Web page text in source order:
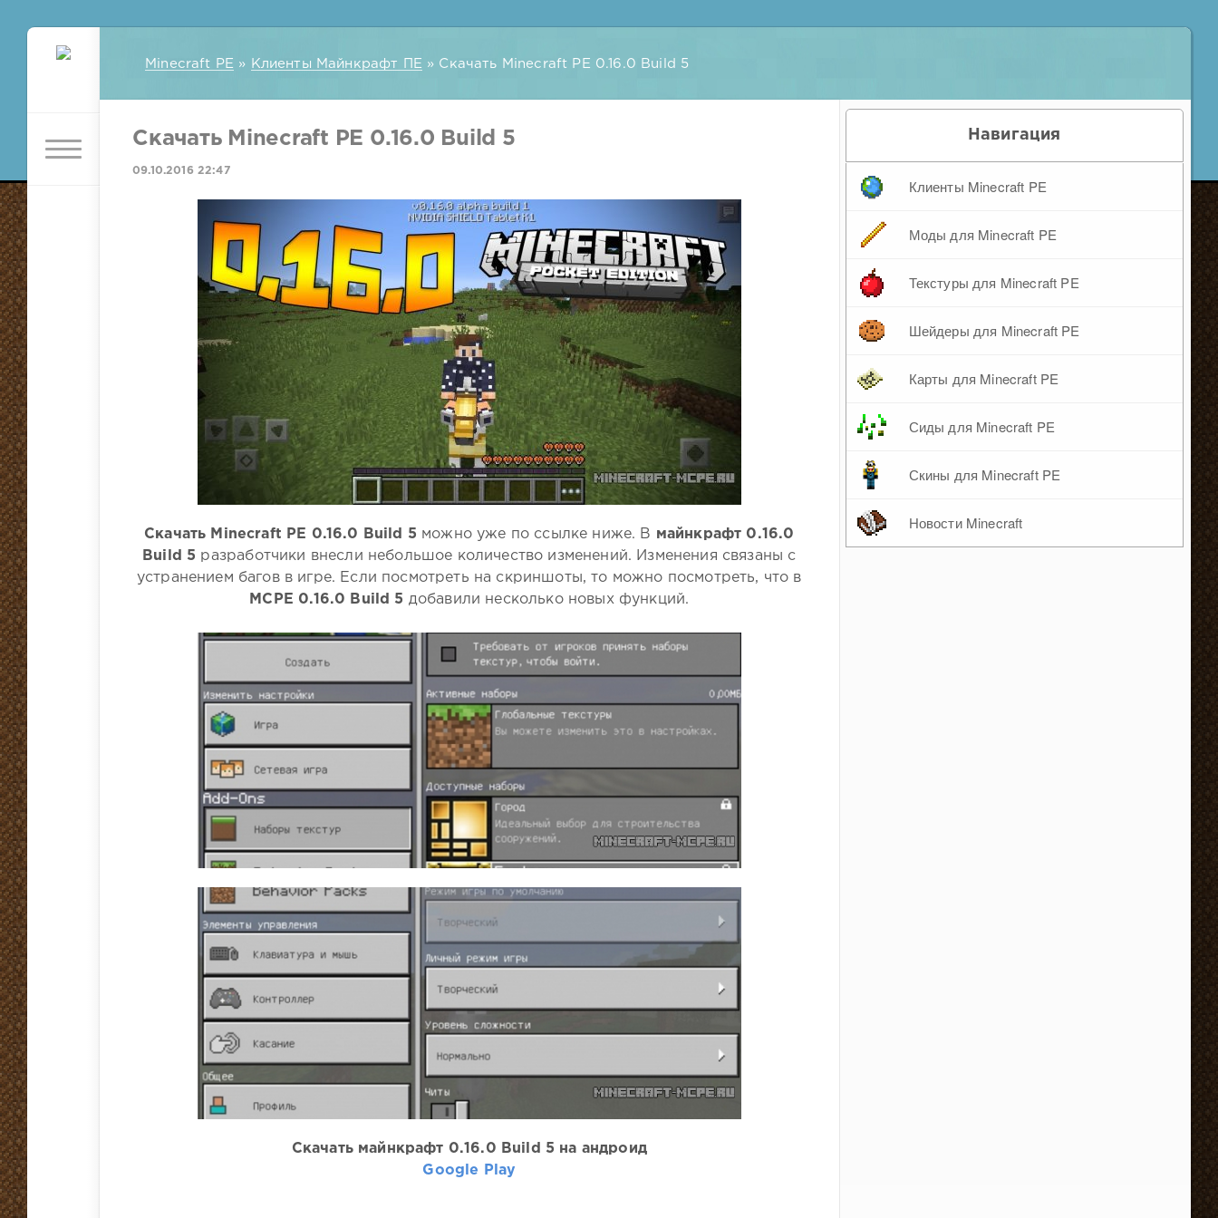
Minecraft PE » Клиенты Майнкрафт ПЕ » Скачать Minecraft PE 0.16.0 Build 5
Скачать Minecraft PE 0.16.0 Build 5
09.10.2016 22:47
Скачать Minecraft PE 0.16.0 Build 5 можно уже по ссылке ниже. В майнкрафт 0.16.0
Build 5 разработчики внесли небольшое количество изменений. Изменения связаны с
устранением багов в игре. Если посмотреть на скриншоты, то можно посмотреть, что в
MCPE 0.16.0 Build 5 добавили несколько новых функций.
Скачать майнкрафт 0.16.0 Build 5 на андроид
Google Play
Навигация
Клиенты Minecraft PE
Моды для Minecraft PE
Текстуры для Minecraft PE
Шейдеры для Minecraft PE
Карты для Minecraft PE
Сиды для Minecraft PE
Скины для Minecraft PE
Новости Minecraft